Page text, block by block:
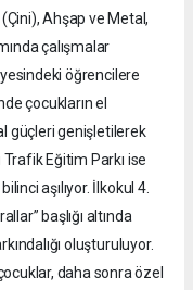
Ahşap ve Metal,
çalışmalar
öğrencilere
çocukların el
güçleri genişletilerek
Eğitim Parkı ise
aşılıyor. İlkokul 4.
başlığı altında
oluşturuluyor.
daha sonra özel